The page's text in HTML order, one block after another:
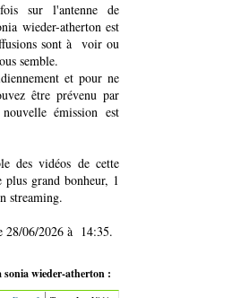
sur l'antenne de
wieder-atherton est
sont à voir ou
semble.
et pour ne
être prévenu par
émission est
des vidéos de cette
grand bonheur, 1
streaming.
28/06/2026 à 14:35.
sonia wieder-atherton :